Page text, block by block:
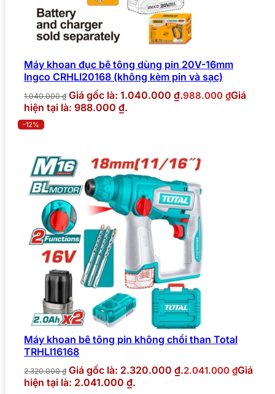
Máy khoan đục bê tông dùng pin 20V-16mm
Ingco CRHLI20168 (không kèm pin và sạc)
1.040.000₫ Giá gốc là: 1.040.000 ₫.988.000 ₫Giá
hiện tại là: 988.000 ₫.
-12%
Máy khoan bê tông pin không chổi than Total
TRHLI16168
2.320.000₫ Giá gốc là: 2.320.000 ₫.2.041.000 ₫Giá
hiện tại là: 2.041.000 ₫.